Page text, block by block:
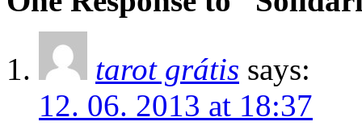
tarot grátis says:
12. 06. 2013 at 18:37